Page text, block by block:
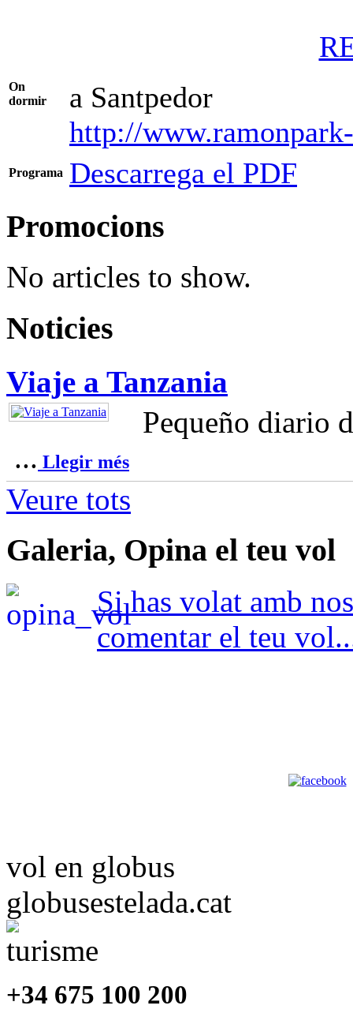
On
dormir
a Santpedor
http://
Programa Descarrega el PDF
Promocions
No articles to show.
Noticies
Viaje a Tanzania
Pequeño diario
... Llegir més
Veure tots
Galeria, Opina el teu vol
Si has volat amb
comentar el teu
vol en globus
globusestelada.cat
+34 675 100 200